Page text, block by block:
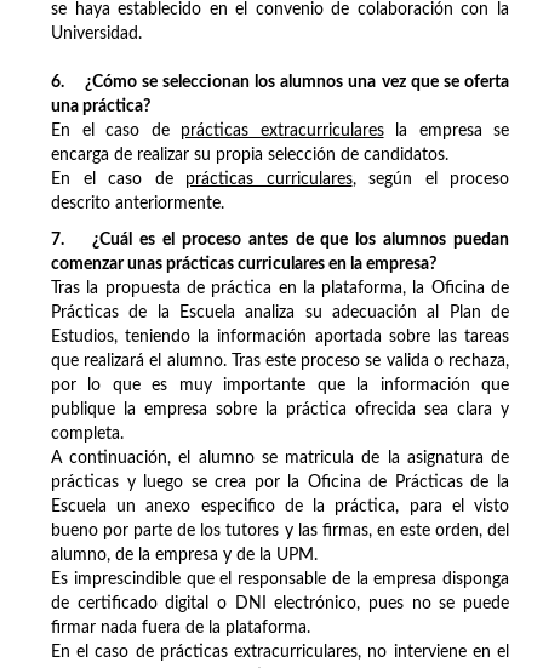
se haya establecido en el convenio de colaboración con la
Universidad.
6. ¿Cómo se seleccionan los alumnos una vez que se oferta
una práctica?
En el caso de prácticas extracurricularesla empresa se
encarga de realizar su propia selección de candidatos.
En el caso de prácticas curriculares, según el proceso
descrito anteriormente.
7. ¿Cuál es el proceso antes de que los alumnos puedan
comenzar unas prácticas curriculares en la empresa?
Tras la propuesta de práctica en la plataforma, la Oficina de
Prácticas de la Escuela analiza su adecuación al Plan de
Estudios, teniendo la información aportada sobre las tareas
que realizará el alumno. Tras este proceso se valida o rechaza,
por lo que es muy importante que la información que
publique la empresa sobre la práctica ofrecida sea clara y
completa.
A continuación, el alumno se matricula de la asignatura de
prácticas y luego se crea por la Oficina de Prácticas de la
Escuela un anexo especifico de la práctica, para el visto
bueno por parte de los tutores y las firmas, en este orden, del
alumno, de la empresa y de la UPM.
Es imprescindible que el responsable de la empresa disponga
de certificado digital o DNI electrónico, pues no se puede
firmar nada fuera de la plataforma.
En el caso de prácticas extracurriculares, no interviene en el